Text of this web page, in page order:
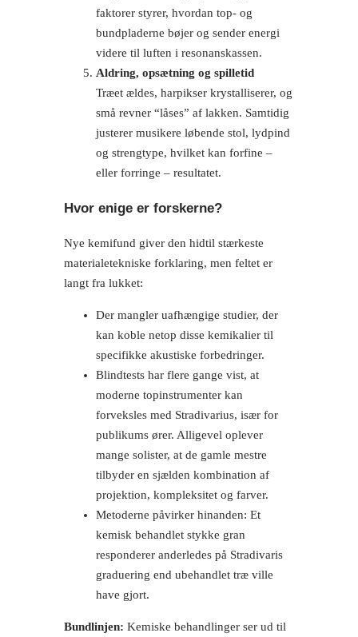
faktorer styrer, hvordan top- og
bundpladerne bøjer og sender energi
videre til luften i resonanskassen.
Aldring, opsætning og spilletid
Træet ældes, harpikser krystalliserer, og
små revner “låses” af lakken. Samtidig
justerer musikere løbende stol, lydpind
og strengtype, hvilket kan forfine –
eller forringe – resultatet.
Hvor enige er forskerne?
Nye kemifund giver den hidtil stærkeste
materialetekniske forklaring, men feltet er
langt fra lukket:
Der mangler uafhængige studier, der
kan koble netop disse kemikalier til
specifikke akustiske forbedringer.
Blindtests har flere gange vist, at
moderne top­instrumenter kan
forveksles med Stradivarius, især for
publikums ører. Alligevel oplever
mange solister, at de gamle mestre
tilbyder en sjælden kombination af
projektion, kompleksitet og farver.
Metoderne påvirker hinanden: Et
kemisk behandlet stykke gran
responderer anderledes på Stradivaris
graduering end ubehandlet træ ville
have gjort.
Bundlinjen: Kemiske behandlinger ser ud til